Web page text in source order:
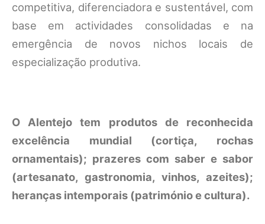
competitiva, diferenciadora e sustentável, com
base em actividades consolidadas e na
emergência de novos nichos locais de
especialização produtiva.
O Alentejo tem produtos de reconhecida
excelência mundial (cortiça, rochas
ornamentais); prazeres com saber e sabor
(artesanato, gastronomia, vinhos, azeites);
heranças intemporais (património e cultura).